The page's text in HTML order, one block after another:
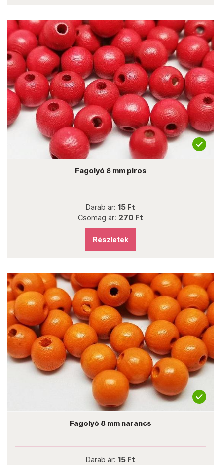
Fagolyó 8 mm piros
Darab ár: 15 Ft
Csomag ár: 270 Ft
Részletek
Fagolyó 8 mm narancs
Darab ár: 15 Ft